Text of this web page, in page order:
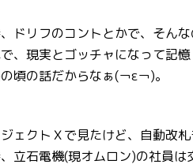
ドリフのコントとかで、そん
、現実とゴッチャになって記憶
頃の話だからなぁ(￢ε￢)。
ェクトＸで見たけど、自動改
立石電機(現オムロン)の社員は